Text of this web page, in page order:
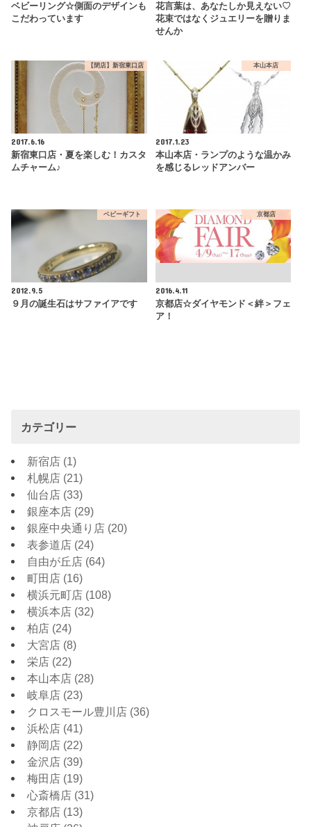
ベビーリング☆側面のデザインも
こだわっています
花言葉は、あなたしか見えない♡
花束ではなくジュエリーを贈りま
せんか
【閉店】新宿東口店
2017.6.16
新宿東口店・夏を楽しむ！カスタ
ムチャーム♪
本山本店
2017.1.23
本山本店・ランプのような温かみ
を感じるレッドアンバー
ベビーギフト
2012.9.5
９月の誕生石はサファイアです
京都店
2016.4.11
京都店☆ダイヤモンド＜絆＞フェ
ア！
カテゴリー
新宿店 (1)
札幌店 (21)
仙台店 (33)
銀座本店 (29)
銀座中央通り店 (20)
表参道店 (24)
自由が丘店 (64)
町田店 (16)
横浜元町店 (108)
横浜本店 (32)
柏店 (24)
大宮店 (8)
栄店 (22)
本山本店 (28)
岐阜店 (23)
クロスモール豊川店 (36)
浜松店 (41)
静岡店 (22)
金沢店 (39)
梅田店 (19)
心斎橋店 (31)
京都店 (13)